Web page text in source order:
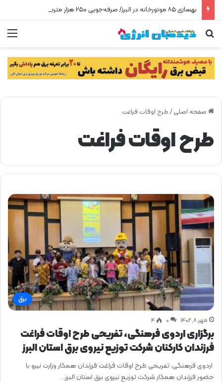
جستجو برای
صفحه اصلی / طرح اوقات فراغت
طرح اوقات فراغت
برق
مهر ۸, ۱۴۰۲ 0 ۴
برگزاری اردوی فرهنگی، تفریحی طرح اوقات فراغت
فرزندان كاركنان شركت توزیع نیروی برق استان البرز
اردوی فرهنگی، تفریحی طرح اوقات فراغت فرزندان همکار وزارت نیرو با
حضور فرزندان همکار شرکت توزیع نیروی برق استان البرز…